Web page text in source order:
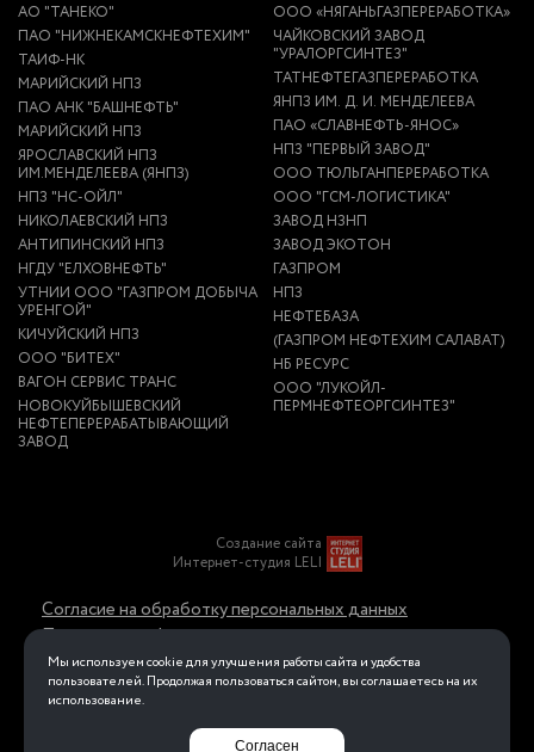
АО "ТАНЕКО"
ПАО "НИЖНЕКАМСКНЕФТЕХИМ"
ТАИФ-НК
МАРИЙСКИЙ НПЗ
ПАО АНК "БАШНЕФТЬ"
МАРИЙСКИЙ НПЗ
ЯРОСЛАВСКИЙ НПЗ
ИМ.МЕНДЕЛЕЕВА (ЯНПЗ)
НПЗ "НС-ОЙЛ"
НИКОЛАЕВСКИЙ НПЗ
АНТИПИНСКИЙ НПЗ
НГДУ "ЕЛХОВНЕФТЬ"
УТНИИ ООО "ГАЗПРОМ ДОБЫЧА
УРЕНГОЙ"
КИЧУЙСКИЙ НПЗ
ООО "БИТЕХ"
ВАГОН СЕРВИС ТРАНС
НОВОКУЙБЫШЕВСКИЙ
НЕФТЕПЕРЕРАБАТЫВАЮЩИЙ
ЗАВОД
ООО «НЯГАНЬГАЗПЕРЕРАБОТКА»
ЧАЙКОВСКИЙ ЗАВОД
"УРАЛОРГСИНТЕЗ"
ТАТНЕФТЕГАЗПЕРЕРАБОТКА
ЯНПЗ ИМ. Д. И. МЕНДЕЛЕЕВА
ПАО «СЛАВНЕФТЬ-ЯНОС»
НПЗ "ПЕРВЫЙ ЗАВОД"
ООО ТЮЛЬГАНПЕРЕРАБОТКА
ООО "ГСМ-ЛОГИСТИКА"
ЗАВОД НЗНП
ЗАВОД ЭКОТОН
ГАЗПРОМ
НПЗ
НЕФТЕБАЗА
(ГАЗПРОМ НЕФТЕХИМ САЛАВАТ)
НБ РЕСУРС
ООО "ЛУКОЙЛ-
ПЕРМНЕФТЕОРГСИНТЕЗ"
Создание сайта
Интернет-студия LELI
Согласие на обработку персональных данных
Политика конфиденциальности в отношении
обработки персональных данных
Перейти на полную версию
Мы используем cookie для улучшения работы сайта и удобства
пользователей. Продолжая пользоваться сайтом, вы соглашаетесь на их
использование.
Согласен